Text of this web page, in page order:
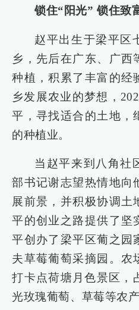
锁住“阳光” 锁住致
赵平出生于梁平区
乡，先后在广东、广西
种植，积累了丰富的经
乡发展农业的梦想，
平，寻找适合的土地，
的种植业。
当赵平来到八角社
部书记谢志望热情地向
展前景，并积极协调土
平的创业之路提供了坚
平创办了梁平区葡之园
夫草莓葡萄采摘园。农
打卡点荷塘月色景区，
光玫瑰葡萄、草莓等农产